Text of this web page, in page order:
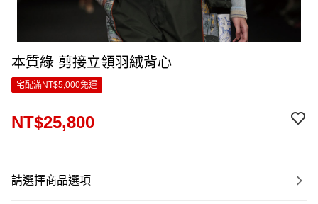
本質綠 剪接立領羽絨背心
宅配滿NT$5,000免運
NT$25,800
請選擇商品選項